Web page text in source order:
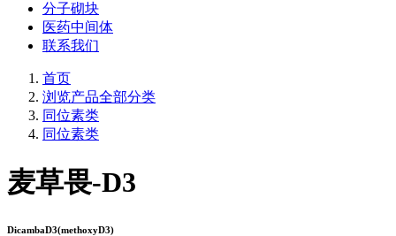
分子砌块
医药中间体
联系我们
首页
浏览产品全部分类
同位素类
同位素类
麦草畏-D3
DicambaD3(methoxyD3)